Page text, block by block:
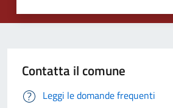
Contatta il comune
Leggi le domande frequenti